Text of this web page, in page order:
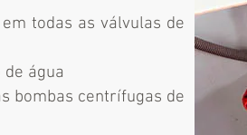
todas as válvulas de
água
bombas centrífugas de